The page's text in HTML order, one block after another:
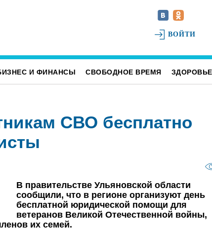
ВОЙТИ
И ФИНАНСЫ СВОБОДНОЕ ВРЕМЯ ЗДОРОВЬЕ
СВО бесплатно
В правительстве Ульяновской области
сообщили, что в регионе организуют день
бесплатной юридической помощи для
ветеранов Великой Отечественной войны,
их семей.